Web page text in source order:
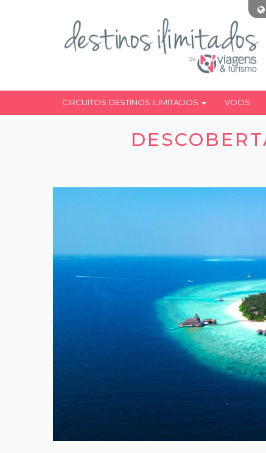
CIRCUITOS DESTINOS ILIMITADOS VOOS